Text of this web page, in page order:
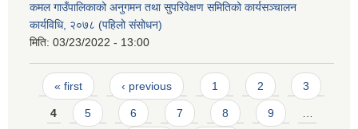
कमल गाउँपालिकाको अनुगमन तथा सुपरिवेक्षण समितिको कार्यसञ्चालन
कार्यविधि, २०७८ (पहिलो संसोधन)
मिति: 03/23/2022 - 13:00
Pages
« first ‹ previous 1 2 3
4 5 6 7 8 9